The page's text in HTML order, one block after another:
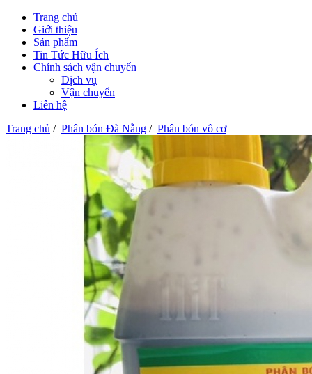
Trang chủ
Giới thiệu
Sản phẩm
Tin Tức Hữu Ích
Chính sách vận chuyển
Dịch vụ
Vận chuyển
Liên hệ
Trang chủ / Phân bón Đà Nẵng / Phân bón vô cơ